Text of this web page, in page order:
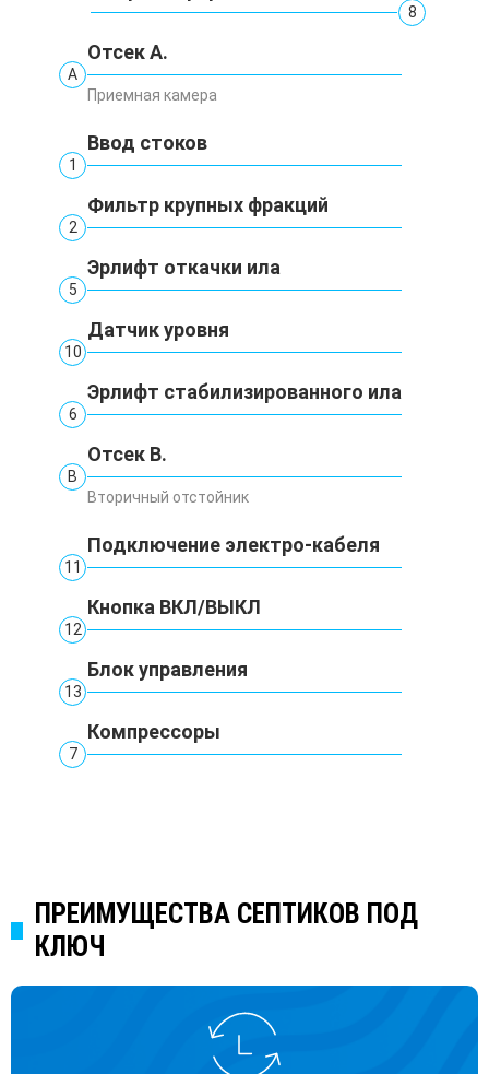
8
Отсек А.
А
Приемная камера
Ввод стоков
1
Фильтр крупных фракций
2
Эрлифт откачки ила
5
Датчик уровня
10
Эрлифт стабилизированного ила
6
Отсек В.
В
Вторичный отстойник
Подключение электро-кабеля
11
Кнопка ВКЛ/ВЫКЛ
12
Блок управления
13
Компрессоры
7
ПРЕИМУЩЕСТВА СЕПТИКОВ ПОД
КЛЮЧ